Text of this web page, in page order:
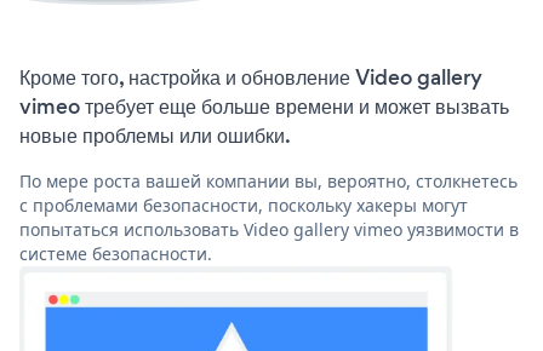
Кроме того, настройка и обновление Video gallery
vimeo требует еще больше времени и может вызвать
новые проблемы или ошибки.
По мере роста вашей компании вы, вероятно, столкнетесь
с проблемами безопасности, поскольку хакеры могут
попытаться использовать Video gallery vimeo уязвимости в
системе безопасности.